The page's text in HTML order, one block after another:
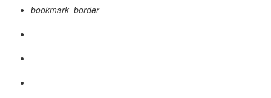
bookmark_border